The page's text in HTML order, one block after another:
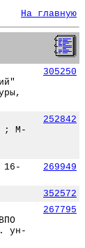
На главную
305250
; М-
252842
16-
269949
352572
ун-
267795